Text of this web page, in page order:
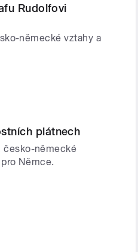
Rudolfovi
německé vztahy a
plátnech
česko-německé
Němce.